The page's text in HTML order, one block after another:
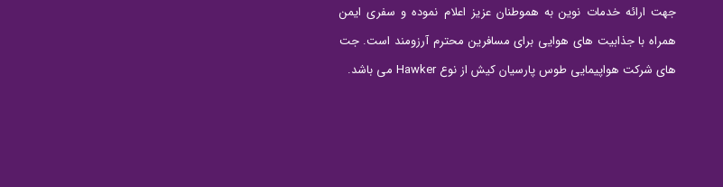
جهت ارائه خدمات نوین به هموطنان عزیز اعلام نموده و سفری ایمن
همراه با جذابیت های هوایی برای مسافرین محترم آرزومند است. جت
های شرکت هواپیمایی طوس پارسیان کیش از نوع Hawker می باشد.